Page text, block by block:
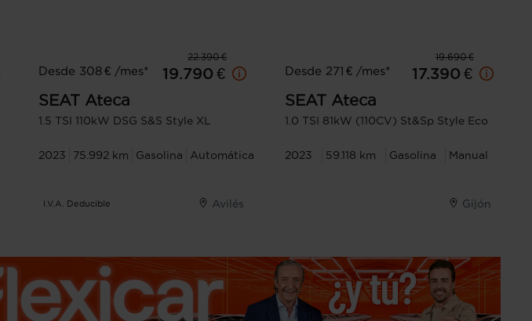
22.390 €
Desde 308 € /mes*
19.790 €
SEAT Ateca
1.5 TSI 110kW DSG S&S Style XL
2023 75.992 km Gasolina Automática
I.V.A. Deducible Avilés
19.690 €
Desde 271 € /mes*
17.390 €
SEAT Ateca
1.0 TSI 81kW (110CV) St&Sp Style Eco
2023 59.118 km Gasolina Manual
Gijón